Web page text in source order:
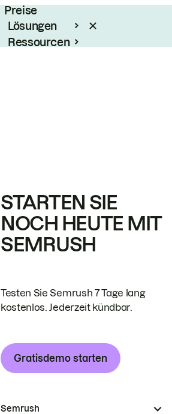
Preise
Lösungen
Ressourcen
STARTEN SIE
NOCH HEUTE MIT
SEMRUSH
Testen Sie Semrush 7 Tage lang
kostenlos. Jederzeit kündbar.
Gratisdemo starten
Semrush